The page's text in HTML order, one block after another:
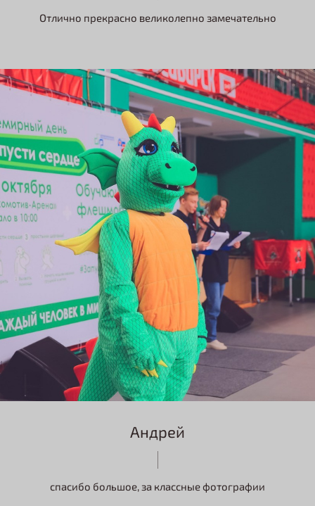
Отлично прекрасно великолепно замечательно
Андрей
спасибо большое, за классные фотографии